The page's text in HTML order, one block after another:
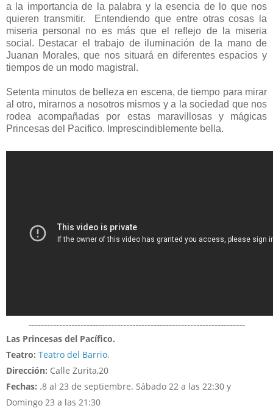
a la importancia de la palabra y la esencia de lo que nos
quieren transmitir. Entendiendo que entre otras cosas la
miseria personal no es más que el reflejo de la miseria
social. Destacar el trabajo de iluminación de la mano de
Juanan Morales, que nos situará en diferentes espacios y
tiempos de un modo magistral.
Setenta minutos de belleza en escena, de tiempo para mirar
al otro, mirarnos a nosotros mismos y a la sociedad que nos
rodea acompañadas por estas maravillosas y mágicas
Princesas del Pacifico. Imprescindiblemente bella.
-----------------------------------------------------------------------
Las Princesas del Pacífico.
Teatro: Teatro del Barrio.
Dirección: Calle Zurita,20
Fechas: .8 al 23 de septiembre. Sábado 22 a las 22:30 y
Domingo 23 a las 21:30